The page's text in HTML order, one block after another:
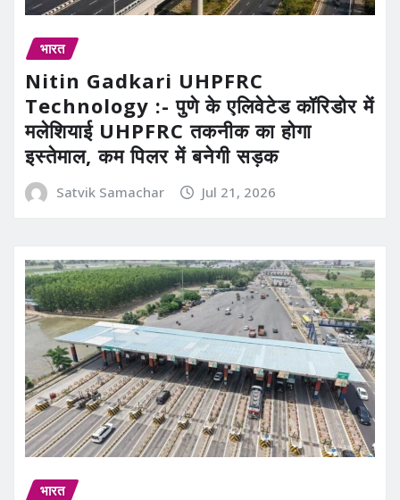
भारत
Nitin Gadkari UHPFRC
Technology :- पुणे के एलिवेटेड कॉरिडोर में
मलेशियाई UHPFRC तकनीक का होगा
इस्तेमाल, कम पिलर में बनेगी सड़क
Satvik Samachar Jul 21, 2026
भारत